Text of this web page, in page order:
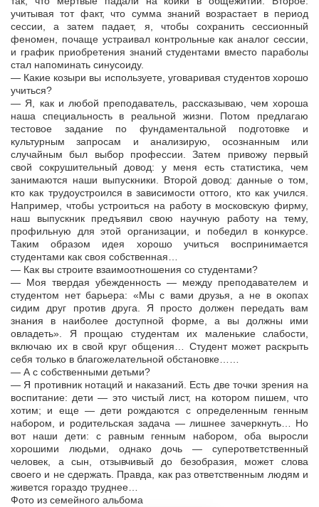
учитывая тот факт, что сумма знаний возрастает в период
сессии, а затем падает, я, чтобы сохранить сессионный
феномен, почаще устраивал контрольные как аналог сессии,
и график приобретения знаний студентами вместо параболы
стал напоминать синусоиду.
— Какие козыри вы используете, уговаривая студентов хорошо
учиться?
— Я, как и любой преподаватель, рассказываю, чем хороша
наша специальность в реальной жизни. Потом предлагаю
тестовое задание по фундаментальной подготовке и
культурным запросам и анализирую, осознанным или
случайным был выбор профессии. Затем привожу первый
свой сокрушительный довод: у меня есть статистика, чем
занимаются наши выпускники. Второй довод: данные о том,
кто как трудоустроился в зависимости оттого, кто как учился.
Например, чтобы устроиться на работу в московскую фирму,
наш выпускник предъявил свою научную работу на тему,
профильную для этой организации, и победил в конкурсе.
Таким образом идея хорошо учиться воспринимается
студентами как своя собственная…
— Как вы строите взаимоотношения со студентами?
— Моя твердая убежденность — между преподавателем и
студентом нет барьера: «Мы с вами друзья, а не в окопах
сидим друг против друга. Я просто должен передать вам
знания в наиболее доступной форме, а вы должны ими
овладеть». Я прощаю студентам их маленькие слабости,
включаю их в свой круг общения… Студент может раскрыть
себя только в благожелательной обстановке……
— А с собственными детьми?
— Я противник нотаций и наказаний. Есть две точки зрения на
воспитание: дети — это чистый лист, на котором пишем, что
хотим; и еще — дети рождаются с определенным генным
набором, и родительская задача — лишнее зачеркнуть… Но
вот наши дети: с равным генным набором, оба выросли
хорошими людьми, однако дочь — суперответственный
человек, а сын, отзывчивый до безобразия, может слова
своего и не сдержать. Правда, как раз ответственным людям и
живется гораздо труднее…
Фото из семейного альбома